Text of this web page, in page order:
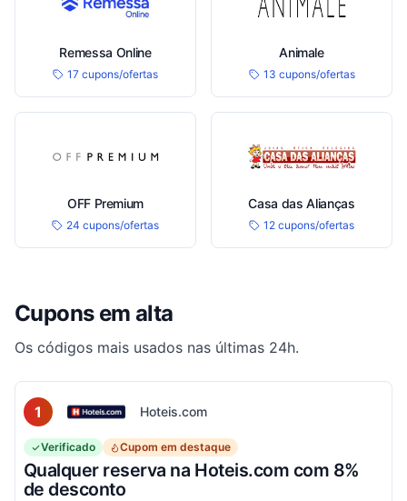
Remessa Online
17 cupons/ofertas
Animale
13 cupons/ofertas
OFF Premium
24 cupons/ofertas
Casa das Alianças
12 cupons/ofertas
Cupons em alta
Os códigos mais usados nas últimas 24h.
1 Hoteis.com
Verificado Cupom em destaque
Qualquer reserva na Hoteis.com com 8%
de desconto